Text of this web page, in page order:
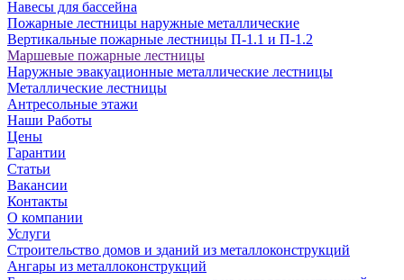
Навесы для бассейна
Пожарные лестницы наружные металлические
Вертикальные пожарные лестницы П-1.1 и П-1.2
Маршевые пожарные лестницы
Наружные эвакуационные металлические лестницы
Металлические лестницы
Антресольные этажи
Наши Работы
Цены
Гарантии
Статьи
Вакансии
Контакты
О компании
Услуги
Строительство домов и зданий из металлоконструкций
Ангары из металлоконструкций